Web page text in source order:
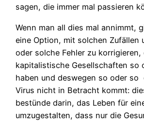
sagen, die immer mal passieren
Wenn man all dies mal annimmt,
eine Option, mit solchen Zufällen
oder solche Fehler zu korrigieren,
kapitalistische Gesellschaften so
haben und deswegen so oder so
Virus nicht in Betracht kommt:
bestünde darin, das Leben für
umzugestalten, dass nur die